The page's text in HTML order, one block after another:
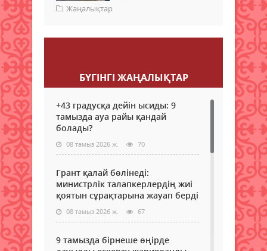
Жаңалықтар
БҮГІНГI ЖАҢАЛЫҚТАР
+43 градусқа дейін ысиды: 9
тамызда ауа райы қандай
болады?
08 тамыз 2026 ж. 70
Грант қалай бөлінеді:
министрлік талапкерлердің жиі
қоятын сұрақтарына жауап берді
08 тамыз 2026 ж. 67
9 тамызда бірнеше өңірде